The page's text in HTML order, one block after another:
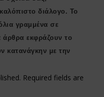
διάλογο. Το
γραμμένα σε
εκφράζουν το
κατανάγκην με την
Required fields are